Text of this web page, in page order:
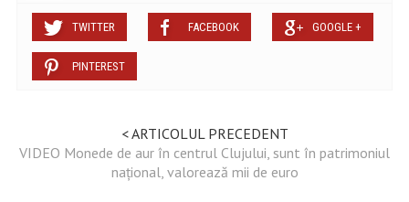
TWITTER FACEBOOK GOOGLE +
PINTEREST
< ARTICOLUL PRECEDENT
VIDEO Monede de aur în centrul Clujului, sunt în patrimoniul
național, valorează mii de euro